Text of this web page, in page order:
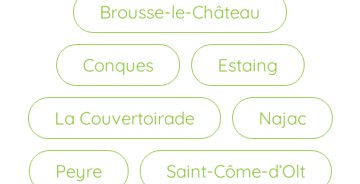
Brousse-le-Château
Conques Estaing
La Couvertoirade Najac
Peyre Saint-Côme-d’Olt